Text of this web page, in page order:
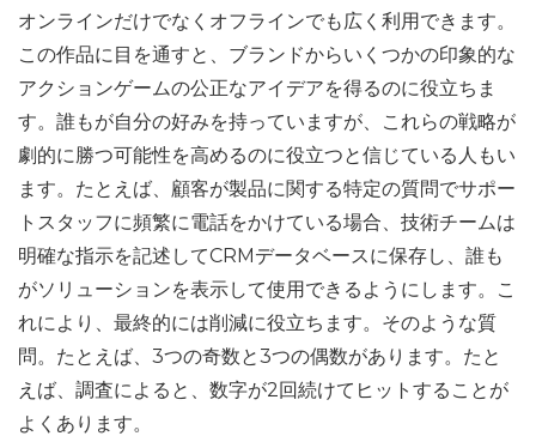
オンラインだけでなくオフラインでも広く利用できます。
この作品に目を通すと、ブランドからいくつかの印象的な
アクションゲームの公正なアイデアを得るのに役立ちま
す。誰もが自分の好みを持っていますが、これらの戦略が
劇的に勝つ可能性を高めるのに役立つと信じている人もい
ます。たとえば、顧客が製品に関する特定の質問でサポー
トスタッフに頻繁に電話をかけている場合、技術チームは
明確な指示を記述してCRMデータベースに保存し、誰も
がソリューションを表示して使用できるようにします。こ
れにより、最終的には削減に役立ちます。そのような質
問。たとえば、3つの奇数と3つの偶数があります。たと
えば、調査によると、数字が2回続けてヒットすることが
よくあります。